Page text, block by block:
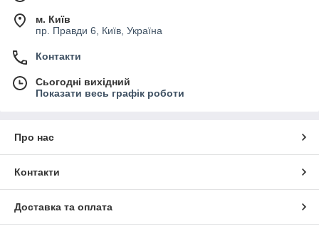
м. Київ
пр. Правди 6, Київ, Україна
Контакти
Сьогодні вихідний
Показати весь графік роботи
Про нас
Контакти
Доставка та оплата